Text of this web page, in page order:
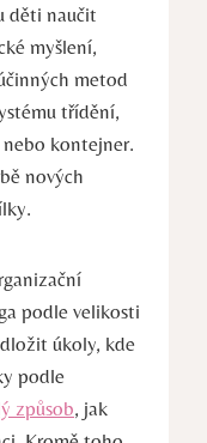
děti naučit
‌myšlení,
metod
třídění,⁢
‍nebo kontejner.
nových
podle ‌velikosti⁢
úkoly, kde‌
podle
způsob, jak